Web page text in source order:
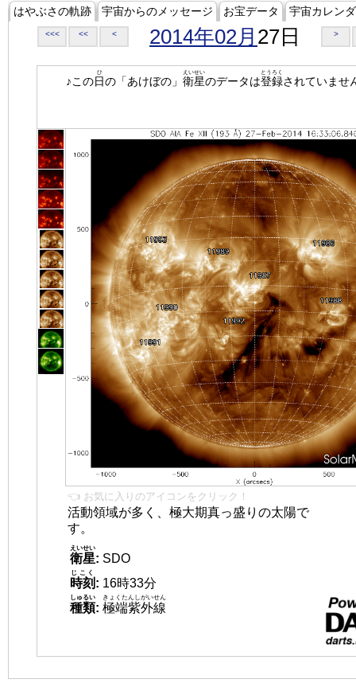
はやぶさの軌跡 宇宙からのメッセージ お宝データ 宇宙カレン
<<< << < 2014年02月 27日 >
♪この日
ひ
の「あけぼの」 衛星
えいせい
のデータは登録
とうろく
されていませ
👈 お気に入りのアイコンをクリック！
活動領域が多く、極大期真っ盛りの太陽で
す。
衛星
えいせい
: SDO
時刻
じこく
: 16時33分
種類
しゅるい
: 極端紫外線
きょくたんしがいせん